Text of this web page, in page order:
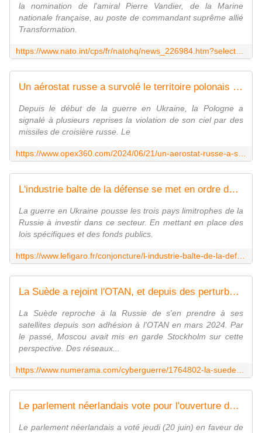
la nomination de l'amiral Pierre Vandier, de la Marine
nationale française, au poste de commandant suprême allié
Transformation.
Un aérostat russe a survolé le territoire polonais pendant cinq heures; Varsovie minimise l'incident - Zone Militaire
Depuis le début de la guerre en Ukraine, la Pologne a
signalé à plusieurs reprises la violation de son ciel par des
missiles de croisière russe. Le
L'industrie balte de la défense se met en ordre de bataille face à la Russie
La guerre en Ukraine pousse les trois pays limitrophes de la
Russie à investir dans ce secteur. En mettant en place des
lois spécifiques et des fonds publics.
La Suède a rejoint l'OTAN, et depuis des perturbations satellites suspectes ont lieu
La Suède reproche à la Russie de s'en prendre à ses
satellites depuis son adhésion à l'OTAN en mars 2024. Par
le passé, Moscou avait mis en garde Stockholm sur cette
perspective. Des réseaux...
Le parlement néerlandais vote pour l'ouverture des négociations d'adhésion de l'Ukraine et de la Moldavie
Le parlement néerlandais a voté jeudi (20 juin) en faveur de